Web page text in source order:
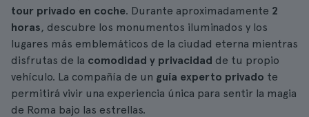
tour privado en coche. Durante aproximadamente 2
horas, descubre los monumentos iluminados y los
lugares más emblemáticos de la ciudad eterna mientras
disfrutas de la comodidad y privacidad de tu propio
vehículo. La compañía de un guía experto privado te
permitirá vivir una experiencia única para sentir la magia
de Roma bajo las estrellas.